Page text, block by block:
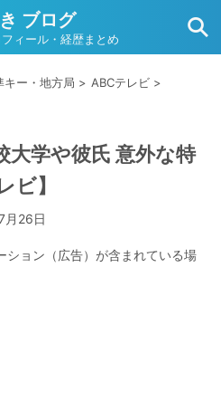
ブログ
ィール・経歴まとめ
キー・地方局 > ABCテレビ >
大学や彼氏 意外な特
ビ】
月26日
ション（広告）が含まれている場